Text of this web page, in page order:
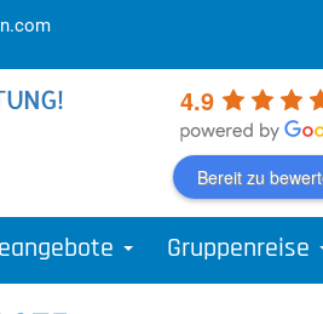
4.9
Bereit zu
Gruppenreise